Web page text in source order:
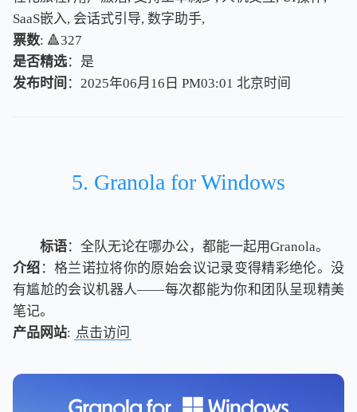
SaaS嵌入, 会话式引导, 数字助手,
票数: 🔺327
是否精选：是
发布时间 ：2025年06月16日 PM03:01 北京时间
北京时间
5. Granola for Windows
标语：全队无论在哪办公，都能一起用Granola。
介绍 ：格兰诺拉将你的原始会议记录变得精彩绝伦。没
有尴尬的会议机器人——每次都能为你和团队呈现精美
笔记。
产品网站: 点击访问